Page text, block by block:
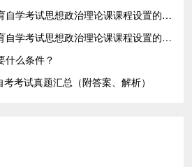
青海省关于调整高等教育自学考试思想政治理论课课程设置的通知
关于调整天津市高等教育自学考试思想政治理论课课程设置的通知
什么条件？
考试真题汇总（附答案、解析）